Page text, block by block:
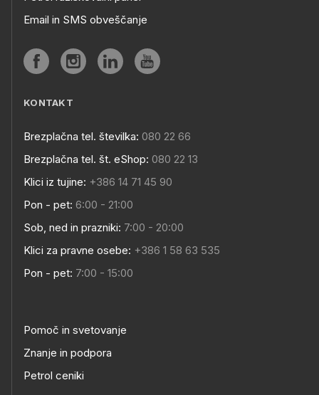
Email in SMS obveščanje
KONTAKT
Brezplačna tel. številka: 080 22 66
Brezplačna tel. št. eShop: 080 22 13
Klici iz tujine: +386 14 71 45 90
Pon - pet: 6:00 - 21:00
Sob, ned in prazniki: 7:00 - 20:00
Klici za pravne osebe: +386 1 58 63 535
Pon - pet: 7:00 - 15:00
Pomoč in svetovanje
Znanje in podpora
Petrol ceniki